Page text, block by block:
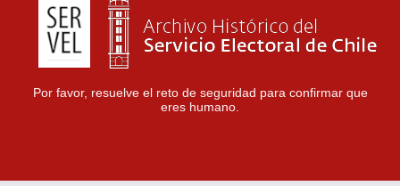
Por favor, resuelve el reto de seguridad para confirmar que
eres humano.